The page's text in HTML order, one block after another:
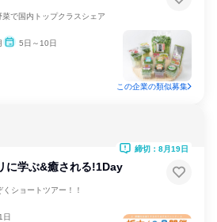
で国内トップクラスシェア
5日～10日
この企業の類似募集
に学ぶ&癒される!1Day
ショートツアー！！
1日
締切：8月19日